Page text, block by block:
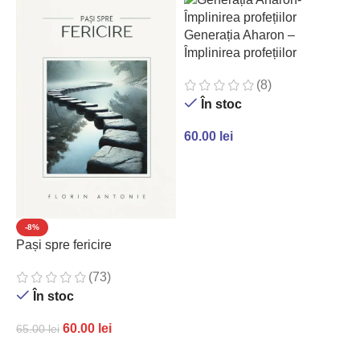
-8%
Pași spre fericire
(73)
În stoc
65.00lei 60.00 lei
Generația Aharon –
Împlinirea profețiilor
(8)
În stoc
60.00 lei